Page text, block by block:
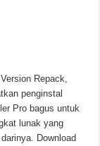
Repack,
penginstal
Pro bagus untuk
lunak yang
Download